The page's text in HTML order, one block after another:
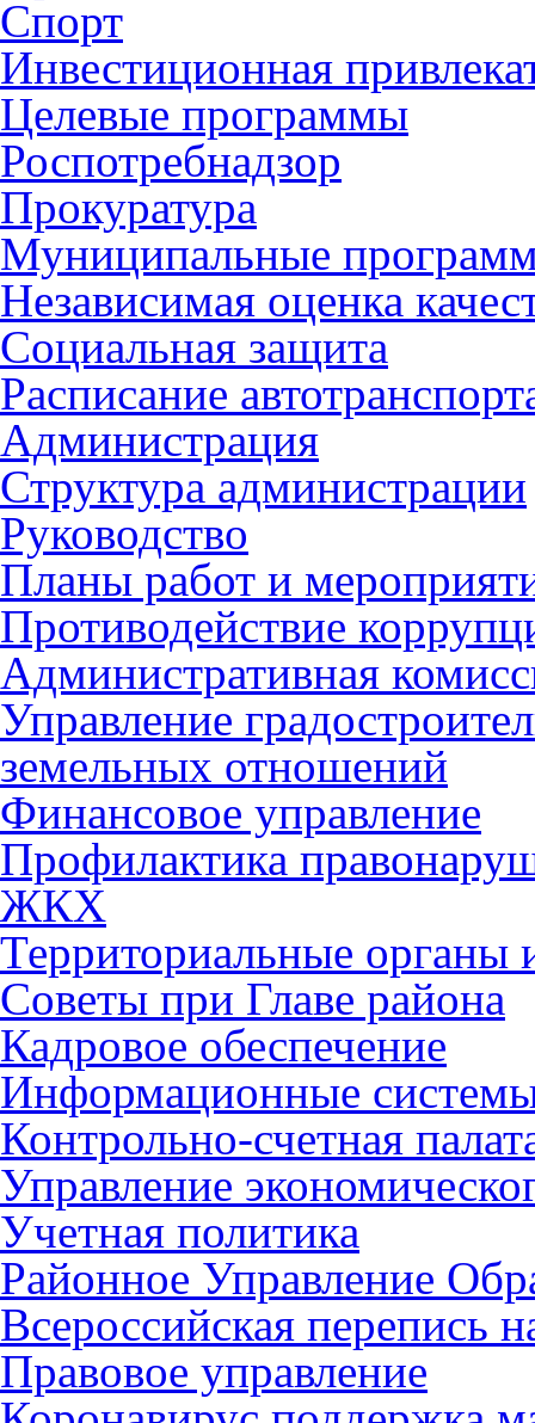
Спорт
Инвестиционная
Целевые программы
Роспотребнадзор
Прокуратура
Муниципальные
Независимая оценка
Социальная защита
Расписание
Администрация
Структура администрации
Руководство
Планы работ и
Противодействие
Административная
Управление
земельных отношений
Финансовое управление
Профилактика
ЖКХ
Территориальные органы
Советы при Главе района
Кадровое обеспечение
Информационные
Контрольно-счетная
Управление
Учетная политика
Районное Управление
Всероссийская перепись
Правовое управление